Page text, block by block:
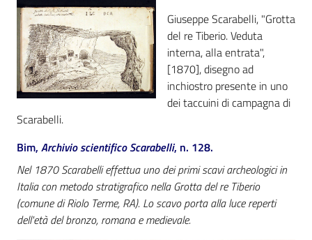
Archivio
storico
Decentrate
Patto
la
lettura
Giuseppe Scarabelli, "Grotta
del re Tiberio. Veduta
interna, alla entrata",
[1870], disegno ad
inchiostro presente in uno
dei taccuini di campagna di
Scarabelli.
Bim, Archivio scientifico Scarabelli, n. 128.
Nel 1870 Scarabelli effettua uno dei primi scavi archeologici in
Italia con metodo stratigrafico nella Grotta del re Tiberio
(comune di Riolo Terme, RA). Lo scavo porta alla luce reperti
dell'età del bronzo, romana e medievale.